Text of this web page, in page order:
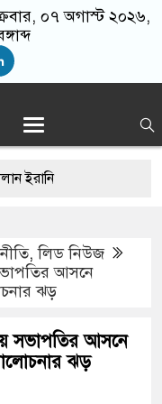
০৭ অগাস্ট ২০২৬,
রহমান:
,লিড নিউজ
আসনে
ঝড়
সভাপতির আসনে
ঝড়